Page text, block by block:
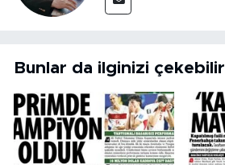
Bunlar da ilginizi çekebilir